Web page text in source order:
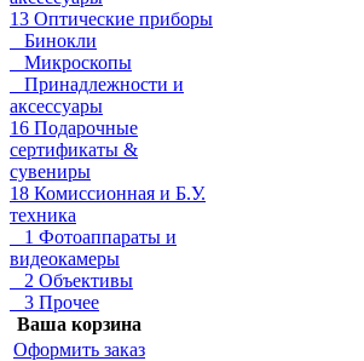
13 Оптические приборы
Бинокли
Микроскопы
Принадлежности и
аксессуары
16 Подарочные
сертификаты &
сувениры
18 Комиссионная и Б.У.
техника
1 Фотоаппараты и
видеокамеры
2 Объективы
3 Прочее
Ваша корзина
Оформить заказ